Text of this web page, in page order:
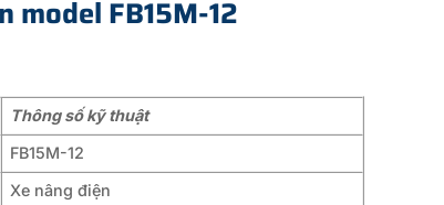
model FB15M-12
Thông số kỹ thuật
FB15M-12
Xe nâng điện